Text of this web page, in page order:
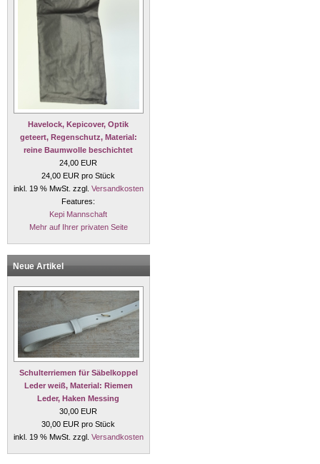
Havelock, Kepicover, Optik
geteert, Regenschutz, Material:
reine Baumwolle beschichtet
24,00 EUR
24,00 EUR pro Stück
inkl. 19 % MwSt. zzgl. Versandkosten
Features:
Kepi Mannschaft
Mehr auf Ihrer privaten Seite
Neue Artikel
Schulterriemen für Säbelkoppel
Leder weiß, Material: Riemen
Leder, Haken Messing
30,00 EUR
30,00 EUR pro Stück
inkl. 19 % MwSt. zzgl. Versandkosten